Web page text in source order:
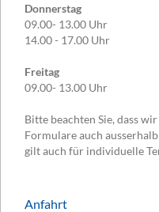
Donnerstag
09.00- 13.00 Uhr
14.00 - 17.00 Uhr
Freitag
09.00- 13.00 Uhr
Bitte beachten Sie, dass
Formulare auch
gilt auch für individuelle
Anfahrt